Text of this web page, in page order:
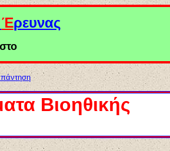
Έρευνας
Βιοηθικής